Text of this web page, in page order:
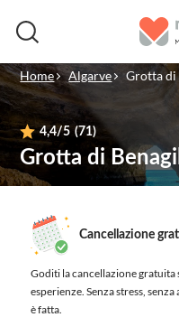
Home Algarve Grotta di
4,4/5 (71)
Grotta di Benagil
Cancellazione
Goditi la cancellazione gratuita
esperienze. Senza stress, senza
è fatta.